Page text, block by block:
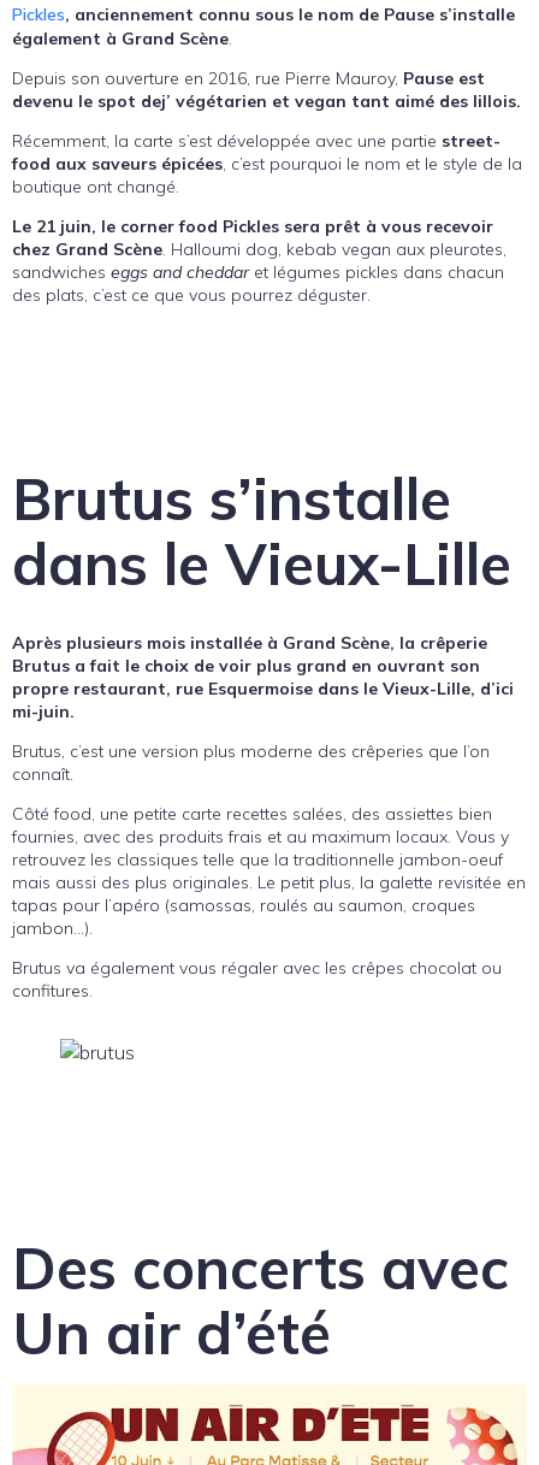
Pickles, anciennement connu sous le nom de Pause s’installe
également à Grand Scène.
Depuis son ouverture en 2016, rue Pierre Mauroy, Pause est
devenu le spot dej’ végétarien et vegan tant aimé des lillois.
Récemment, la carte s’est développée avec une partie street-
food aux saveurs épicées, c’est pourquoi le nom et le style de la
boutique ont changé.
Le 21 juin, le corner food Pickles sera prêt à vous recevoir
chez Grand Scène. Halloumi dog, kebab vegan aux pleurotes,
sandwiches eggs and cheddaret légumes pickles dans chacun
des plats, c’est ce que vous pourrez déguster.
Brutus s’installe
dans le Vieux-Lille
Après plusieurs mois installée à Grand Scène, la crêperie
Brutus a fait le choix de voir plus grand en ouvrant son
propre restaurant, rue Esquermoise dans le Vieux-Lille, d’ici
mi-juin.
Brutus, c’est une version plus moderne des crêperies que l’on
connaît.
Côté food, une petite carte recettes salées, des assiettes bien
fournies, avec des produits frais et au maximum locaux. Vous y
retrouvez les classiques telle que la traditionnelle jambon-oeuf
mais aussi des plus originales. Le petit plus, la galette revisitée en
tapas pour l’apéro (samossas, roulés au saumon, croques
jambon…).
Brutus va également vous régaler avec les crêpes chocolat ou
confitures.
Des concerts avec
Un air d’été